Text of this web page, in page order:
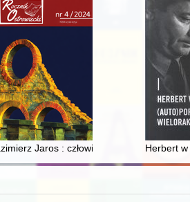
Artystów św. Łukasza w Szklarskiej
Jaros : człowiek o ogromnymHerbert